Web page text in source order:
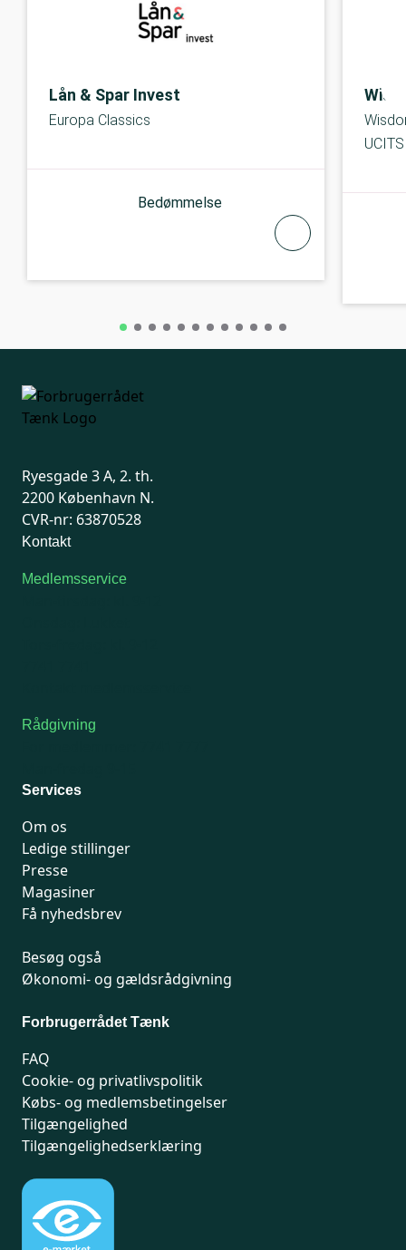
Lån & Spar Invest
Europa Classics
Bedømmelse
Ryesgade 3 A, 2. th.
2200 København N.
CVR-nr: 63870528
Kontakt
Medlemsservice
Rådgivning
Services
Om os
Ledige stillinger
Presse
Magasiner
Få nyhedsbrev
Besøg også
Økonomi- og gældsrådgivning
Forbrugerrådet Tænk
FAQ
Cookie- og privatlivspolitik
Købs- og medlemsbetingelser
Tilgængelighed
Tilgængelighedserklæring